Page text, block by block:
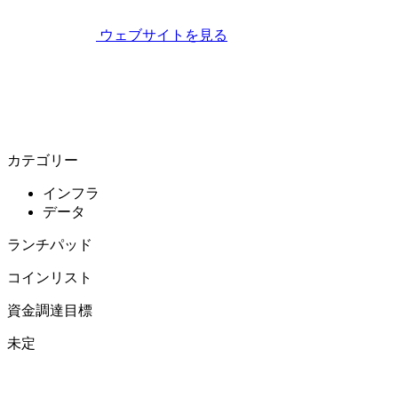
ウェブサイトを見る
カテゴリー
インフラ
データ
ランチパッド
コインリスト
資金調達目標
未定